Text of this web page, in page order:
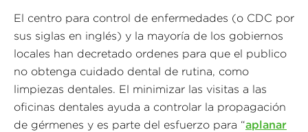
El centro para control de enfermedades (o CDC por
sus siglas en inglés) y la mayoría de los gobiernos
locales han decretado ordenes para que el publico
no obtenga cuidado dental de rutina, como
limpiezas dentales. El minimizar las visitas a las
oficinas dentales ayuda a controlar la propagación
de gérmenes y es parte del esfuerzo para “aplanar